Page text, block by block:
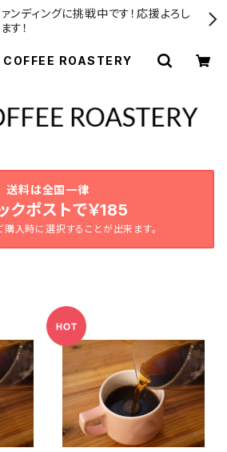
ンディングに挑戦中です！応援よろし
す！
COFFEE ROASTERY
送料は全国一律
クポストで￥185
購入時に選択することが出来ます。